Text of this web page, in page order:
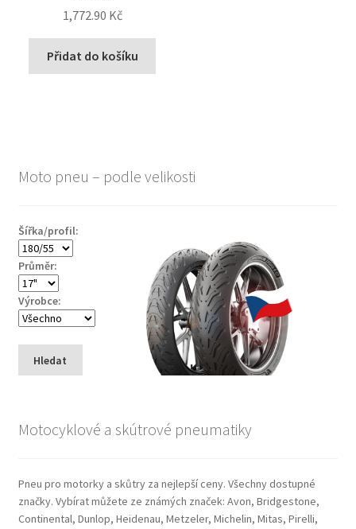
1,772.90 Kč
Přidat do košíku
Moto pneu – podle velikosti
Šířka/profil:
Průměr:
Výrobce:
Hledat
Motocyklové a skútrové pneumatiky
Pneu pro motorky a skůtry za nejlepší ceny. Všechny dostupné
značky. Vybírat můžete ze známých značek: Avon, Bridgestone,
Continental, Dunlop, Heidenau, Metzeler, Michelin, Mitas, Pirelli,